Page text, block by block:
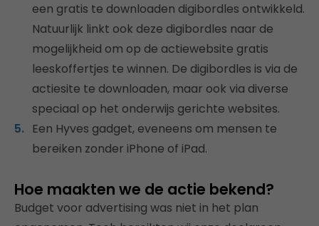
een gratis te downloaden digibordles ontwikkeld.
Natuurlijk linkt ook deze digibordles naar de
mogelijkheid om op de actiewebsite gratis
leeskoffertjes te winnen. De digibordles is via de
actiesite te downloaden, maar ook via diverse
speciaal op het onderwijs gerichte websites.
Een Hyves gadget, eveneens om mensen te
bereiken zonder iPhone of iPad.
Hoe maakten we de actie bekend?
Budget voor advertising was niet in het plan